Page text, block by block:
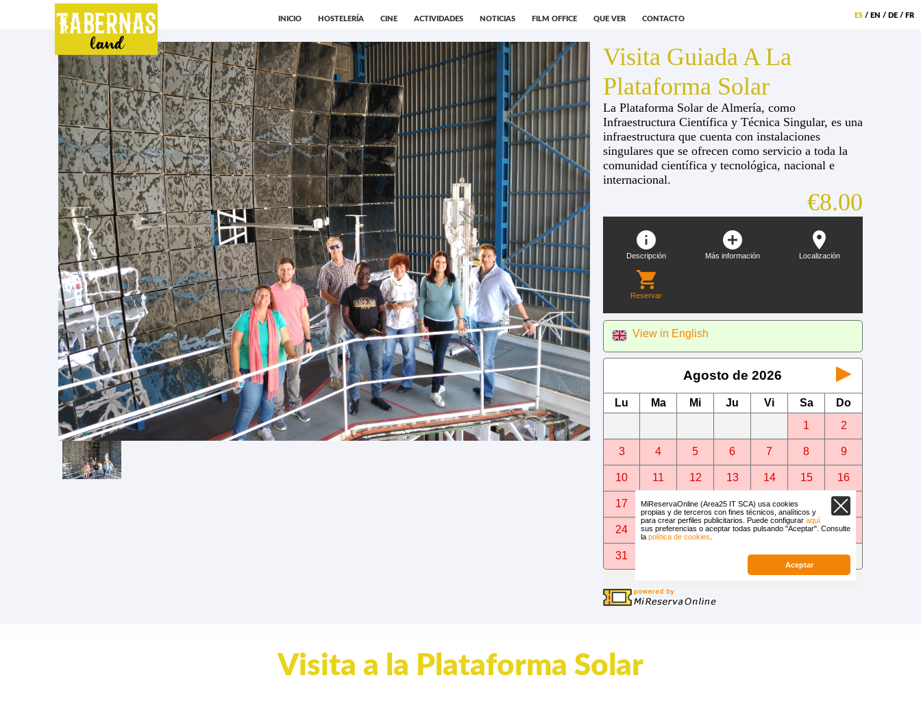
ES / EN / DE / FR
INICIO HOSTELERÍA CINE ACTIVIDADES NOTICIAS FILM OFFICE QUE VER CONTACTO
Visita Guiada A La
Plataforma Solar
La Plataforma Solar de Almería, como
Infraestructura Científica y Técnica Singular, es una
infraestructura que cuenta con instalaciones
singulares que se ofrecen como servicio a toda la
comunidad científica y tecnológica, nacional e
internacional.
€8.00
Visita a la Plataforma Solar